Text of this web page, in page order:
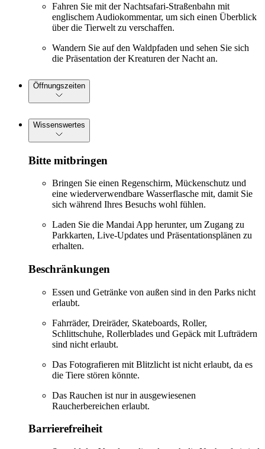
Fahren Sie mit der Nachtsafari-Straßenbahn mit
englischem Audiokommentar, um sich einen Überblick
über die Tierwelt zu verschaffen.
Wandern Sie auf den Waldpfaden und sehen Sie sich
die Präsentation der Kreaturen der Nacht an.
Öffnungszeiten
Wissenswertes
Bitte mitbringen
Bringen Sie einen Regenschirm, Mückenschutz und
eine wiederverwendbare Wasserflasche mit, damit Sie
sich während Ihres Besuchs wohl fühlen.
Laden Sie die Mandai App herunter, um Zugang zu
Parkkarten, Live-Updates und Präsentationsplänen zu
erhalten.
Beschränkungen
Essen und Getränke von außen sind in den Parks nicht
erlaubt.
Fahrräder, Dreiräder, Skateboards, Roller,
Schlittschuhe, Rollerblades und Gepäck mit Lufträdern
sind nicht erlaubt.
Das Fotografieren mit Blitzlicht ist nicht erlaubt, da es
die Tiere stören könnte.
Das Rauchen ist nur in ausgewiesenen
Raucherbereichen erlaubt.
Barrierefreiheit